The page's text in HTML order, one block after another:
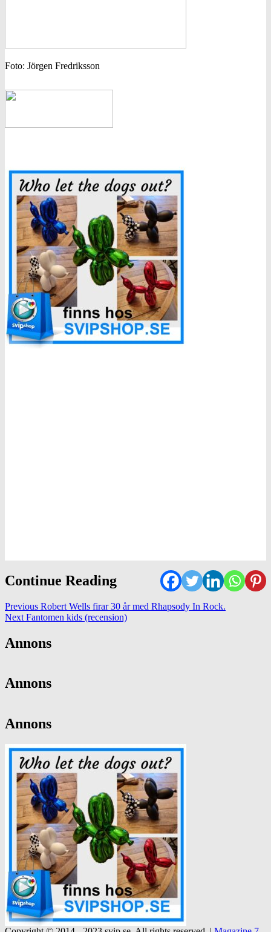
Foto: Jörgen Fredriksson
Continue Reading
Previous Robert Wells firar 30 år med Rhapsody In Rock.
Next Fantomen kids (recension)
Annons
Annons
Annons